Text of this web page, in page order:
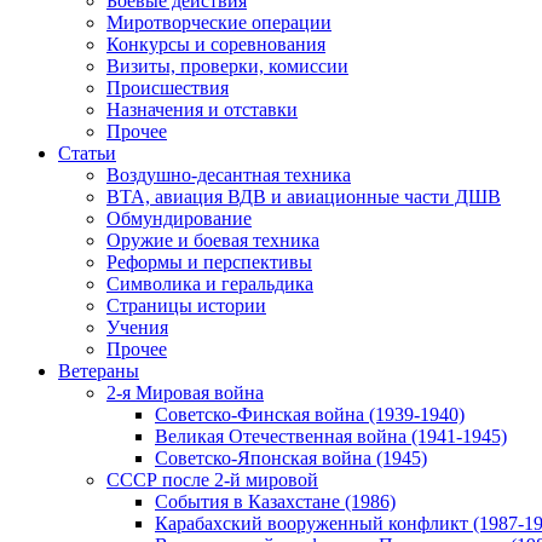
Миротворческие операции
Конкурсы и соревнования
Визиты, проверки, комиссии
Происшествия
Назначения и отставки
Прочее
Статьи
Воздушно-десантная техника
ВТА, авиация ВДВ и авиационные части ДШВ
Обмундирование
Оружие и боевая техника
Реформы и перспективы
Символика и геральдика
Страницы истории
Учения
Прочее
Ветераны
2-я Мировая война
Советско-Финская война (1939-1940)
Великая Отечественная война (1941-1945)
Советско-Японская война (1945)
СССР после 2-й мировой
События в Казахстане (1986)
Карабахский вооруженный конфликт (1987-